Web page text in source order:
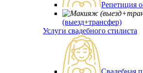
Репетиция
(выезд+трансфер)
Услуги свадебного стилиста
Свадебная